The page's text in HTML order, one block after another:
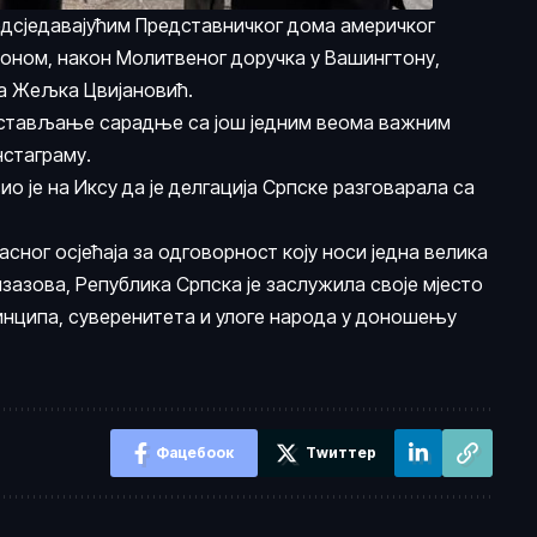
Представничког дома америчког
након Молитвеног доручка у Вашингтону,
Жељка Цвијановић.
сарадње са још једним веома важним
на Иксу да је делгација Српске разговарала са
осјећаја за одговорност коју носи једна велика
Република Српска је заслужила своје мјесто
суверенитета и улоге народа у доношењу
Фацебоок Тwиттер